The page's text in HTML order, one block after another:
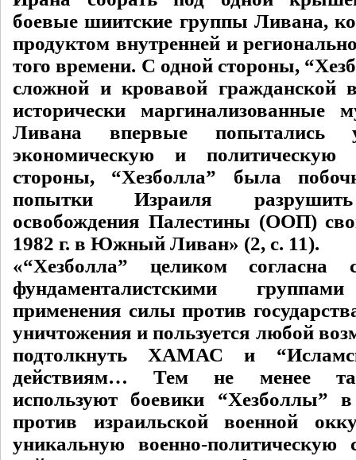
боевые шиитские группы Ливана,
продуктом внутренней и
того времени. С одной стороны,
сложной и кровавой гражданской
исторически маргинализованные
Ливана впервые попытались
экономическую и
стороны, “Хезболла” была
попытки Израиля
освобождения Палестины (ООП)
1982 г. в Южный Ливан» (2, с. 11).
«“Хезболла” целиком согласна
фундаменталистскими
применения силы против
уничтожения и пользуется любой
подтолкнуть ХАМАС и
действиям… Тем не менее
используют боевики
против израильской военной
уникальную военно-